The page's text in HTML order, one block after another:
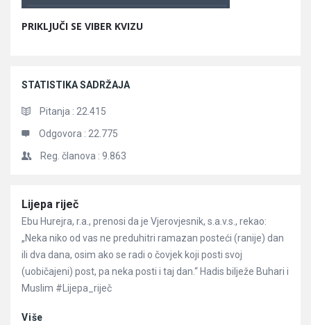
PRIKLJUČI SE VIBER KVIZU
STATISTIKA SADRŽAJA
Pitanja : 22.415
Odgovora : 22.775
Reg. članova : 9.863
Članci
Lijepa riječ
Ebu Hurejra, r.a., prenosi da je Vjerovjesnik, s.a.v.s., rekao:
„Neka niko od vas ne preduhitri ramazan posteći (ranije) dan
ili dva dana, osim ako se radi o čovjek koji posti svoj
(uobičajeni) post, pa neka posti i taj dan.“ Hadis bilježe Buhari i
Muslim #Lijepa_riječ
Više